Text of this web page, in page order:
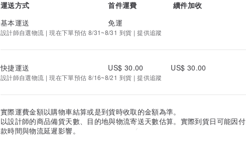
運送方式 首件運費
續件加收
基本運送
免運
設計師自選物流 | 現在下單預估 8/31~8/31 到貨 | 提供追蹤
快捷運送 US$ 30.00 US$ 30.00
設計師自選物流 | 現在下單預估 8/16~8/21 到貨 | 提供追蹤
實際運費金額以購物車結算或是到貨時收取的金額為準。
以設計師的商品備貨天數、目的地與物流寄送天數估算。實際到貨日可能因付
款時間與物流延遲影響。